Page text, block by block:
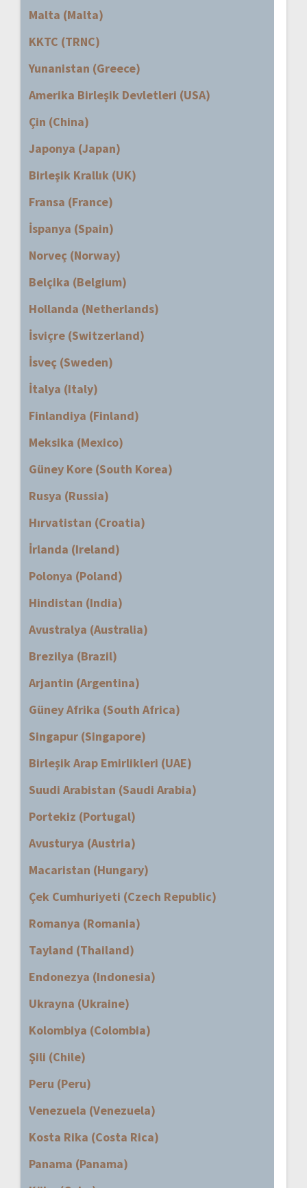
Malta (Malta)
KKTC (TRNC)
Yunanistan (Greece)
Amerika Birleşik Devletleri (USA)
Çin (China)
Japonya (Japan)
Birleşik Krallık (UK)
Fransa (France)
İspanya (Spain)
Norveç (Norway)
Belçika (Belgium)
Hollanda (Netherlands)
İsviçre (Switzerland)
İsveç (Sweden)
İtalya (Italy)
Finlandiya (Finland)
Meksika (Mexico)
Güney Kore (South Korea)
Rusya (Russia)
Hırvatistan (Croatia)
İrlanda (Ireland)
Polonya (Poland)
Hindistan (India)
Avustralya (Australia)
Brezilya (Brazil)
Arjantin (Argentina)
Güney Afrika (South Africa)
Singapur (Singapore)
Birleşik Arap Emirlikleri (UAE)
Suudi Arabistan (Saudi Arabia)
Portekiz (Portugal)
Avusturya (Austria)
Macaristan (Hungary)
Çek Cumhuriyeti (Czech Republic)
Romanya (Romania)
Tayland (Thailand)
Endonezya (Indonesia)
Ukrayna (Ukraine)
Kolombiya (Colombia)
Şili (Chile)
Peru (Peru)
Venezuela (Venezuela)
Kosta Rika (Costa Rica)
Panama (Panama)